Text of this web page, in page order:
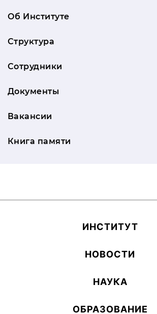
Об Институте
Структура
Сотрудники
Документы
Вакансии
Книга памяти
ИН­СТИ­ТУТ
НОВОСТИ
НАУКА
ОБ­РА­ЗОВА­НИЕ